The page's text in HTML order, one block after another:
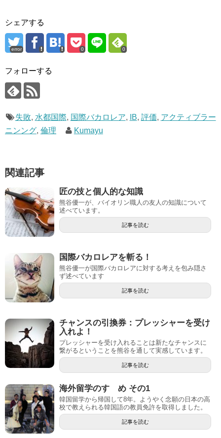
シェアする
error 0 0
フォローする
失敗, 水都国際, 国際バカロレア, IB, 評価, アクティブラー
ニンング, 倫理 Kumayu
関連記事
匠の技と個人的な知識
熊谷優一が、バイオリン職人の友人の知識について
述べています。
記事を読む
国際バカロレアを斬る！
熊谷優一が国際バカロレアに対する考えを包み隠さ
ず述べています
記事を読む
チャンスの引換券：プレッシャーを受け
入れよ！
プレッシャーを受け入れることは新たなチャンスに
繋がるということを熊谷を通して実感しています。
記事を読む
海外留学のすゝめ その1
韓国留学から帰国して8年。ようやく念願の日本の高
校で教えられる韓国語の教員免許を取得しました。
記事を読む